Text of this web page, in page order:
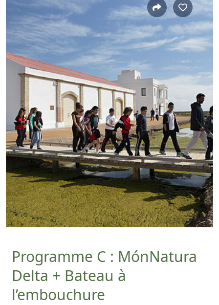
Programme C : MónNatura
Delta + Bateau à
l’embouchure